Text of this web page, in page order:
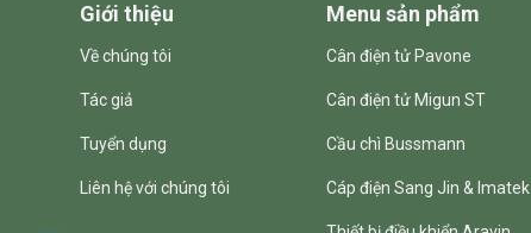
Giới thiệu
Về chúng tôi
Tác giả
Tuyển dụng
Liên hệ với chúng tôi
Menu sản phẩm
Cân điện tử Pavone
Cân điện tử Migun ST
Cầu chì Bussmann
Cáp điện Sang Jin & Imatek